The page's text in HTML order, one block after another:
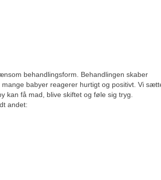
behandlingsform. Behandlingen skaber
babyer reagerer hurtigt og positivt. Vi
kan få mad, blive skiftet og føle sig tryg.
andet: